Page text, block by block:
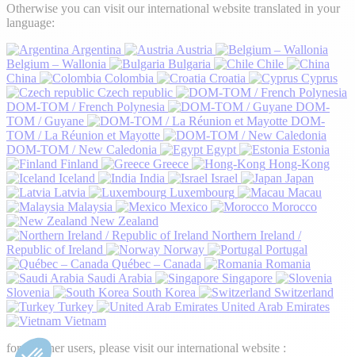
Otherwise you can visit our international website translated in your
language:
Argentina
Austria
Belgium – Wallonia
Bulgaria
Chile
China
Colombia Croatia
Cyprus
Czech republic
DOM-TOM / French Polynesia
DOM-
TOM / Guyane
DOM-
TOM / La Réunion et Mayotte
DOM-TOM / New Caledonia
Egypt
Estonia
Finland
Greece
Hong-Kong
Iceland
India Israel
Japan
Latvia
Luxembourg
Macau
Malaysia
Mexico
Morocco
New Zealand
Northern Ireland /
Republic of Ireland
Norway
Portugal
Québec – Canada
Romania
Saudi Arabia
Singapore
Slovenia
South Korea
Switzerland
Turkey
United Arab Emirates
Vietnam
for all other users, please visit our international website :